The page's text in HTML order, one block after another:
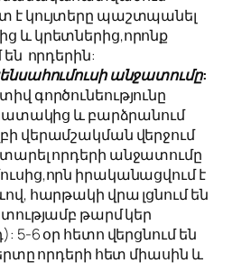
է կույտերը պաշտպանել
և կրետներից,որոնք
են որդերին:
անջատումը:
գործունեությունը
և բարձրանում
վերամշակման վերջում
որդերի անջատումը
իրականացվում է
հարթակի վրա լցնում են
թարմ կեր
5-6 օր հետո վերցնում են
որդերի հետ միասին և